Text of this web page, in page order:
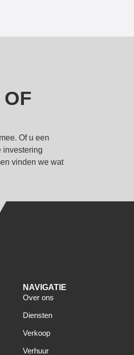
Of u een
investering
vinden we wat
NAVIGATIE
Over ons
Diensten
Verkoop
Verhuur